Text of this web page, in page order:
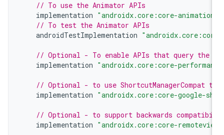
// To use the Animator APIs
implementation "androidx.core:core-
// To test the Animator APIs
androidTestImplementation
// Optional - To enable APIs that query the
implementation "androidx.core:core-
// Optional - to use ShortcutManagerCompat
implementation "androidx.core:core-google-
// Optional - to support backwards
implementation "androidx.core:core-